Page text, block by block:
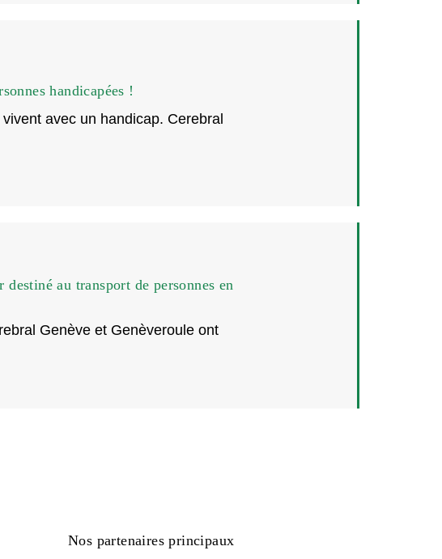
handicapées !
avec un handicap. Cerebral
au transport de personnes en
Genève et Genèveroule ont
Nos partenaires principaux